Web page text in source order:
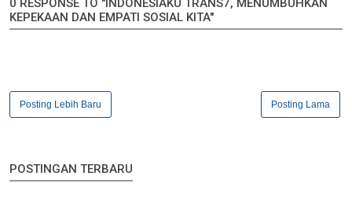
0 RESPONSE TO "INDONESIAKU TRANS7, MENUMBUHKAN
KEPEKAAN DAN EMPATI SOSIAL KITA"
Posting Lebih Baru Posting Lama
POSTINGAN TERBARU